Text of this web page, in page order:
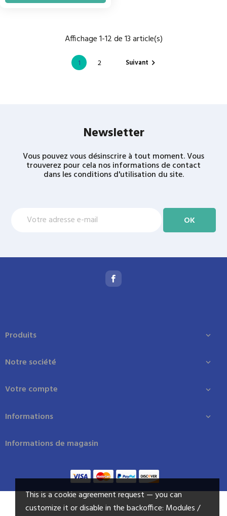
This is a cookie agreement request — you can
customize it or disable in the backoffice: Modules /
Affichage 1-12 de 13 article(s)
1 2 Suivant 
Newsletter
Vous pouvez vous désinscrire à tout moment. Vous
trouverez pour cela nos informations de contact
dans les conditions d'utilisation du site.
Produits 
Notre société 
Votre compte 
Informations 
Informations de magasin